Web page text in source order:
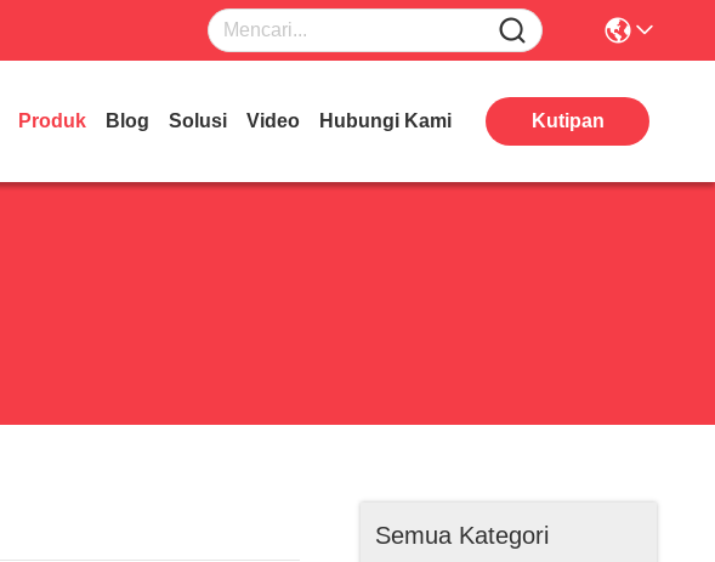
Produk Blog Solusi Video Hubungi Kami Kutipan
Semua Kategori